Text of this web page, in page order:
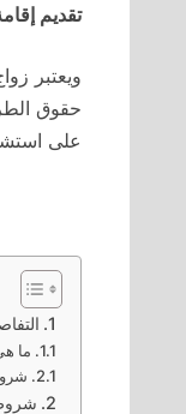
تقديم
ويعتبر
حقوق
على
ما